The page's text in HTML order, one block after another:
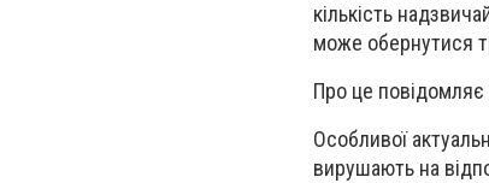
кількість
може обернутися
Про це
Особливої
вирушають на